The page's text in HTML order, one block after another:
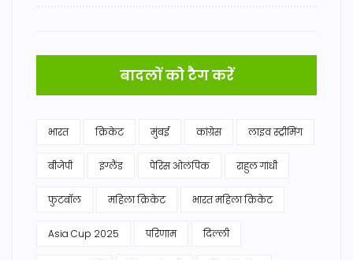
बादलों को टैग करें
भारत क्रिकेट मुंबई कांग्रेस लाइव स्ट्रीमिंग
बीजेपी इंग्लैंड पेरिस ओलंपिक राहुल गांधी
फुटबॉल महिला क्रिकेट भारत महिला क्रिकेट
Asia Cup 2025 परिणाम दिल्ली